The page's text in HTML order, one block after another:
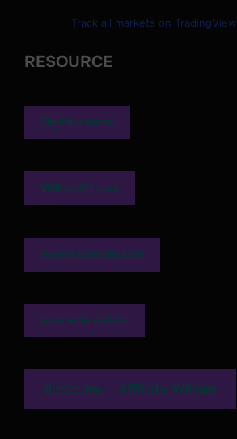
Track all markets on TradingView
RESOURCE
Digital course
William90.com
Sweetsweirdo.com
nam wah middle
direct.me - Affiliate William